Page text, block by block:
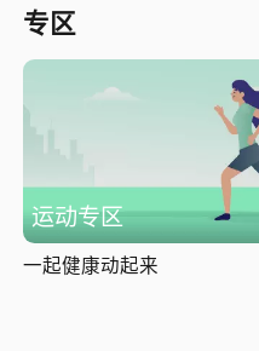
专区
运动专区
一起健康动起来